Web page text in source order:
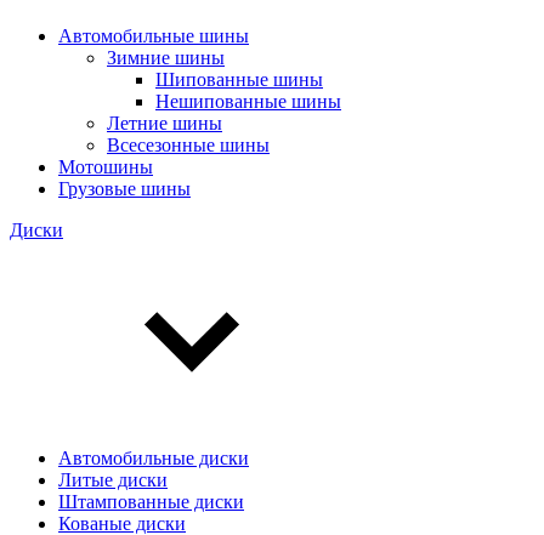
Автомобильные шины
Зимние шины
Шипованные шины
Нешипованные шины
Летние шины
Всесезонные шины
Мотошины
Грузовые шины
Диски
Автомобильные диски
Литые диски
Штампованные диски
Кованые диски